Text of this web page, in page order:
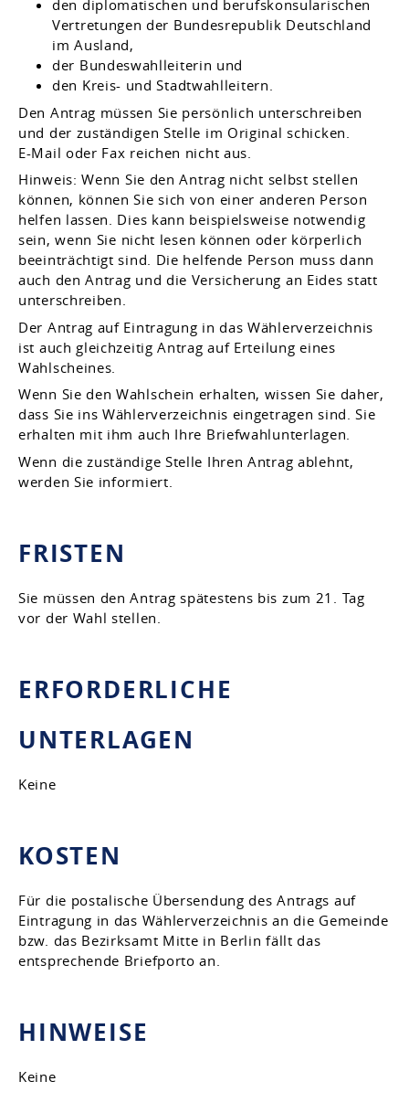
den diplomatischen und berufskonsularischen
Vertretungen der Bundesrepublik Deutschland
im Ausland,
der Bundeswahlleiterin und
den Kreis- und Stadtwahlleitern.
Den Antrag müssen Sie persönlich unterschreiben
und der zuständigen Stelle im Original schicken.
E-Mail oder Fax reichen nicht aus.
Hinweis: Wenn Sie den Antrag nicht selbst stellen
können, können Sie sich von einer anderen Person
helfen lassen. Dies kann beispielsweise notwendig
sein, wenn Sie nicht lesen können oder körperlich
beeinträchtigt sind. Die helfende Person muss dann
auch den Antrag und die Versicherung an Eides statt
unterschreiben.
Der Antrag auf Eintragung in das Wählerverzeichnis
ist auch gleichzeitig Antrag auf Erteilung eines
Wahlscheines.
Wenn Sie den Wahlschein erhalten, wissen Sie daher,
dass Sie ins Wählerverzeichnis eingetragen sind. Sie
erhalten mit ihm auch Ihre Briefwahlunterlagen.
Wenn die zuständige Stelle Ihren Antrag ablehnt,
werden Sie informiert.
FRISTEN
Sie müssen den Antrag spätestens bis zum 21. Tag
vor der Wahl stellen.
ERFORDERLICHE
UNTERLAGEN
Keine
KOSTEN
Für die postalische Übersendung des Antrags auf
Eintragung in das Wählerverzeichnis an die Gemeinde
bzw. das Bezirksamt Mitte in Berlin fällt das
entsprechende Briefporto an.
HINWEISE
Keine